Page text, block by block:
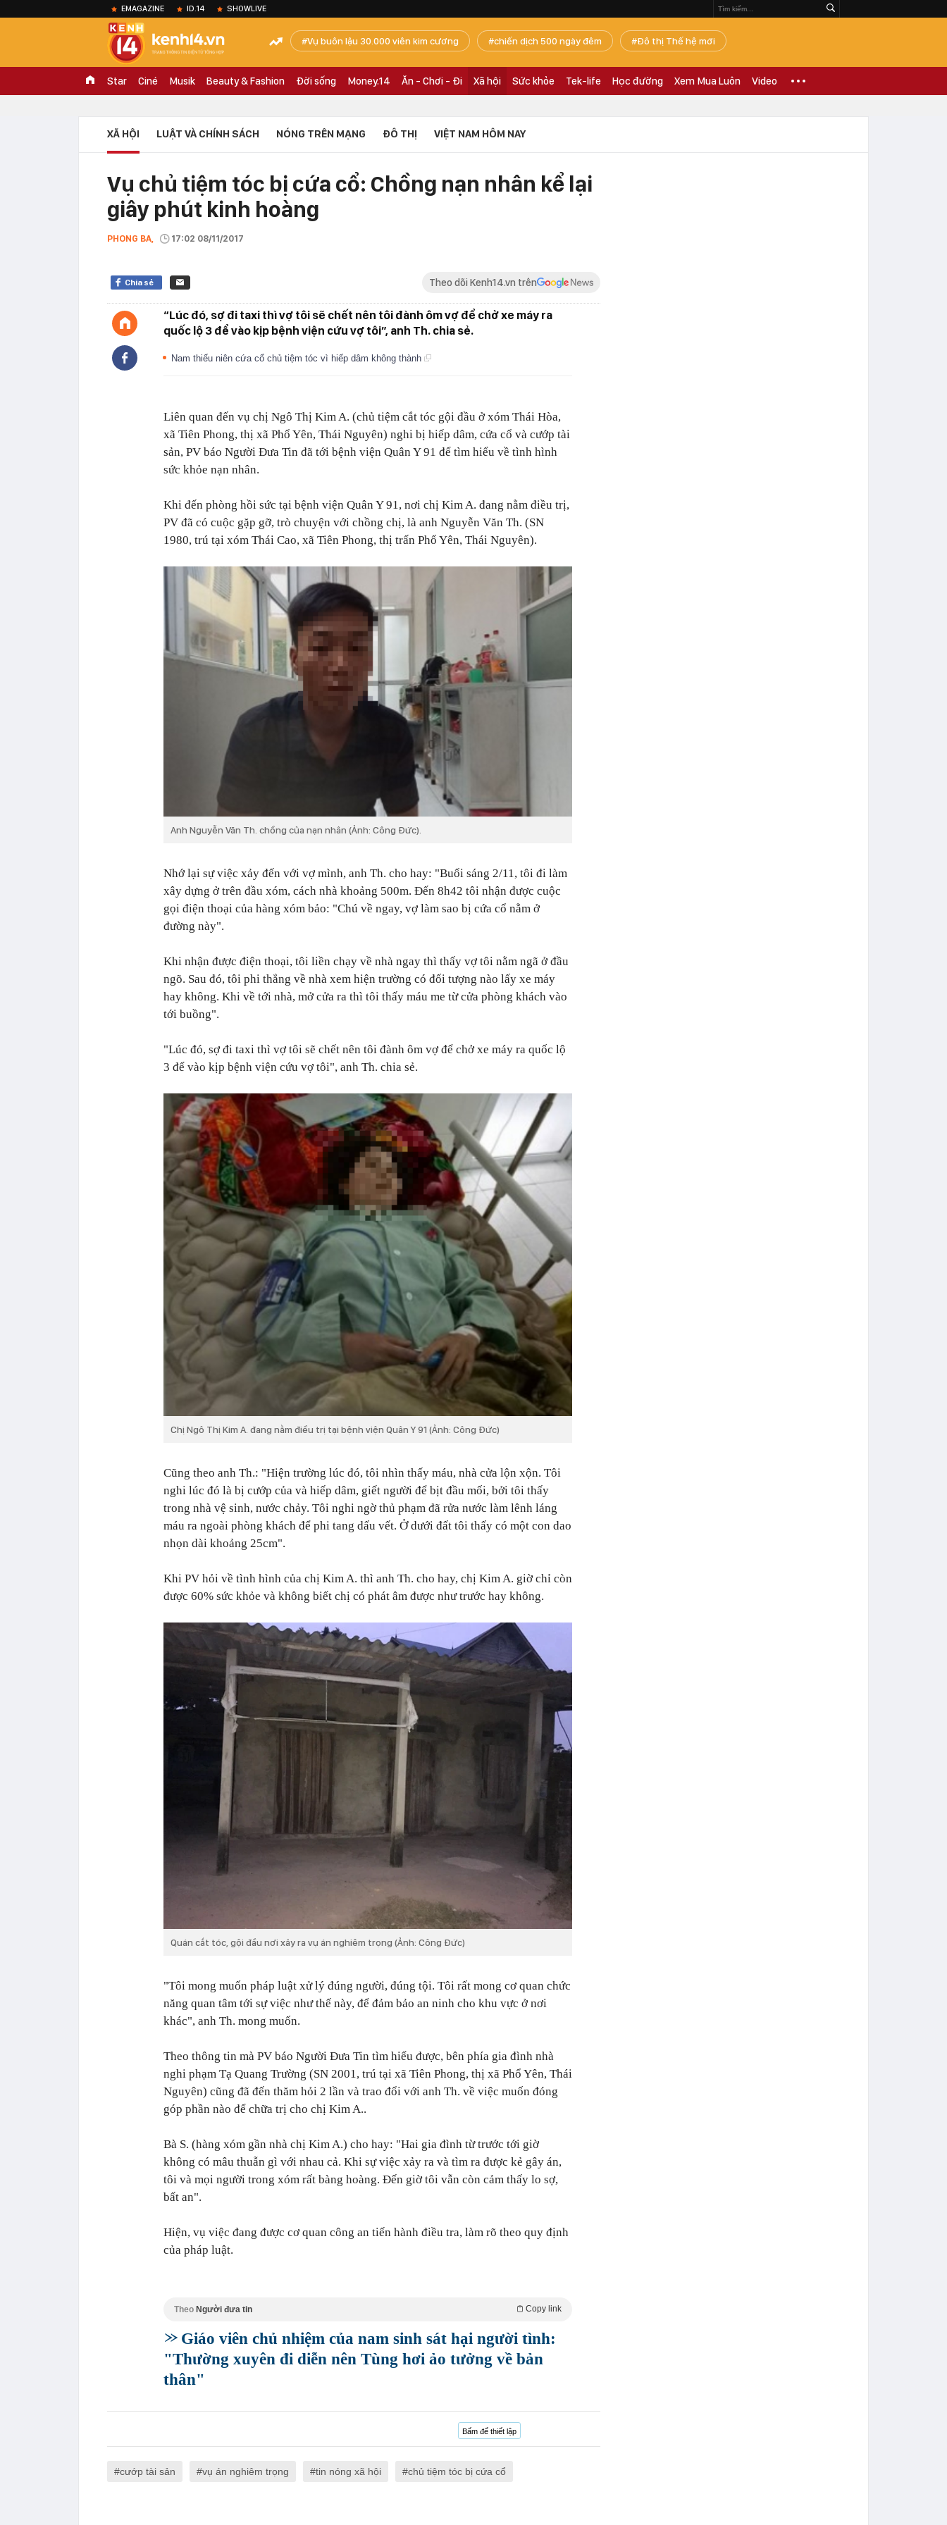
EMAGAZINE ID.14 SHOWLIVE
Vụ buôn lậu 30.000 viên kim cương chiến dịch 500 ngày đêm Đô thị Thế hệ mới
Star Ciné Musik Beauty & Fashion Đời sống Money.14 Ăn - Chơi - Đi Xã hội Sức khỏe Tek-life Học đường Xem Mua Luôn Video
XÃ HỘI LUẬT VÀ CHÍNH SÁCH NÓNG TRÊN MẠNG ĐÔ THỊ VIỆT NAM HÔM NAY
Vụ chủ tiệm tóc bị cứa cổ: Chồng nạn nhân kể lại
giây phút kinh hoàng
PHONG BA, 17:02 08/11/2017
Chia sẻ Theo dõi Kenh14.vn trên
“Lúc đó, sợ đi taxi thì vợ tôi sẽ chết nên tôi đành ôm vợ để chở xe máy ra
quốc lộ 3 để vào kịp bệnh viện cứu vợ tôi”, anh Th. chia sẻ.
Nam thiếu niên cứa cổ chủ tiệm tóc vì hiếp dâm không thành
Liên quan đến vụ chị Ngô Thị Kim A. (chủ tiệm cắt tóc gội đầu ở xóm Thái Hòa,
xã Tiên Phong, thị xã Phổ Yên, Thái Nguyên) nghi bị hiếp dâm, cứa cổ và cướp tài
sản, PV báo Người Đưa Tin đã tới bệnh viện Quân Y 91 để tìm hiểu về tình hình
sức khỏe nạn nhân.
Khi đến phòng hồi sức tại bệnh viện Quân Y 91, nơi chị Kim A. đang nằm điều trị,
PV đã có cuộc gặp gỡ, trò chuyện với chồng chị, là anh Nguyễn Văn Th. (SN
1980, trú tại xóm Thái Cao, xã Tiên Phong, thị trấn Phổ Yên, Thái Nguyên).
Anh Nguyễn Văn Th. chồng của nạn nhân (Ảnh: Công Đức).
Nhớ lại sự việc xảy đến với vợ mình, anh Th. cho hay: "Buổi sáng 2/11, tôi đi làm
xây dựng ở trên đầu xóm, cách nhà khoảng 500m. Đến 8h42 tôi nhận được cuộc
gọi điện thoại của hàng xóm bảo: "Chú về ngay, vợ làm sao bị cứa cổ nằm ở
đường này".
Khi nhận được điện thoại, tôi liền chạy về nhà ngay thì thấy vợ tôi nằm ngã ở đầu
ngõ. Sau đó, tôi phi thẳng về nhà xem hiện trường có đối tượng nào lấy xe máy
hay không. Khi về tới nhà, mở cửa ra thì tôi thấy máu me từ cửa phòng khách vào
tới buồng".
"Lúc đó, sợ đi taxi thì vợ tôi sẽ chết nên tôi đành ôm vợ để chở xe máy ra quốc lộ
3 để vào kịp bệnh viện cứu vợ tôi", anh Th. chia sẻ.
Chị Ngô Thị Kim A. đang nằm điều trị tại bệnh viện Quân Y 91 (Ảnh: Công Đức)
Cũng theo anh Th.: "Hiện trường lúc đó, tôi nhìn thấy máu, nhà cửa lộn xộn. Tôi
nghi lúc đó là bị cướp của và hiếp dâm, giết người để bịt đầu mối, bởi tôi thấy
trong nhà vệ sinh, nước chảy. Tôi nghi ngờ thủ phạm đã rửa nước làm lênh láng
máu ra ngoài phòng khách để phi tang dấu vết. Ở dưới đất tôi thấy có một con dao
nhọn dài khoảng 25cm".
Khi PV hỏi về tình hình của chị Kim A. thì anh Th. cho hay, chị Kim A. giờ chỉ còn
được 60% sức khỏe và không biết chị có phát âm được như trước hay không.
Quán cắt tóc, gội đầu nơi xảy ra vụ án nghiêm trọng (Ảnh: Công Đức)
"Tôi mong muốn pháp luật xử lý đúng người, đúng tội. Tôi rất mong cơ quan chức
năng quan tâm tới sự việc như thế này, để đảm bảo an ninh cho khu vực ở nơi
khác", anh Th. mong muốn.
Theo thông tin mà PV báo Người Đưa Tin tìm hiểu được, bên phía gia đình nhà
nghi phạm Tạ Quang Trường (SN 2001, trú tại xã Tiên Phong, thị xã Phổ Yên, Thái
Nguyên) cũng đã đến thăm hỏi 2 lần và trao đổi với anh Th. về việc muốn đóng
góp phần nào để chữa trị cho chị Kim A..
Bà S. (hàng xóm gần nhà chị Kim A.) cho hay: "Hai gia đình từ trước tới giờ
không có mâu thuẫn gì với nhau cả. Khi sự việc xảy ra và tìm ra được kẻ gây án,
tôi và mọi người trong xóm rất bàng hoàng. Đến giờ tôi vẫn còn cảm thấy lo sợ,
bất an".
Hiện, vụ việc đang được cơ quan công an tiến hành điều tra, làm rõ theo quy định
của pháp luật.
Theo Người đưa tin Copy link
Giáo viên chủ nhiệm của nam sinh sát hại người tình:
"Thường xuyên đi diễn nên Tùng hơi ảo tưởng về bản
thân"
Bấm để thiết lập
cướp tài sản vụ án nghiêm trọng tin nóng xã hội chủ tiệm tóc bị cứa cổ